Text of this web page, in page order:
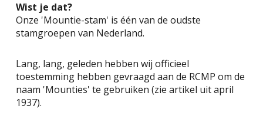
Wist je dat?
Onze 'Mountie-stam' is één van de oudste
stamgroepen van Nederland.
Lang, lang, geleden hebben wij officieel
toestemming hebben gevraagd aan de RCMP om de
naam 'Mounties' te gebruiken (zie artikel uit april
1937).